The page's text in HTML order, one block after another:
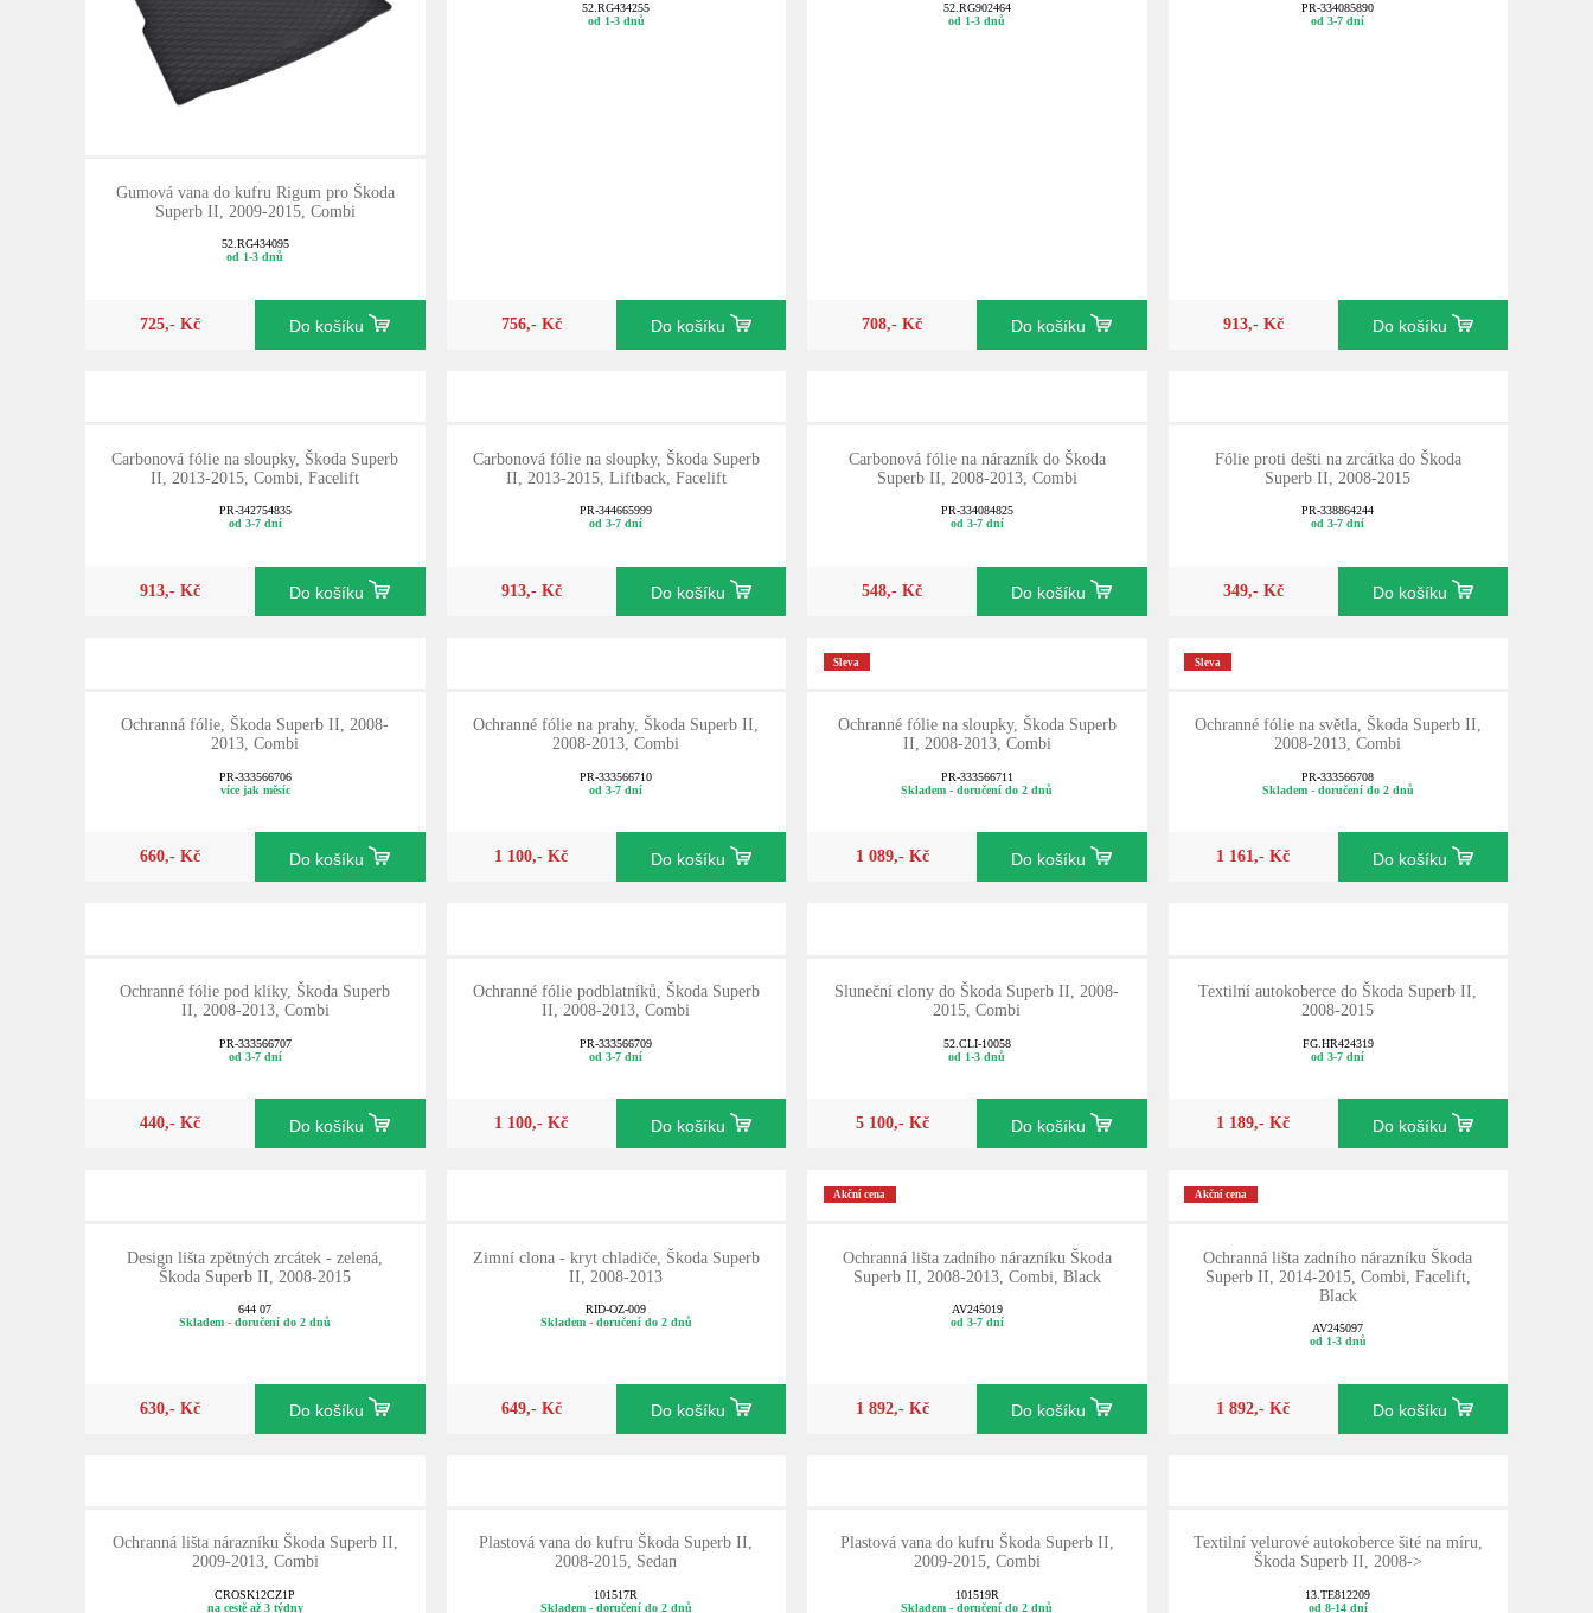
Gumová vana do kufru Rigum pro Škoda
Superb II, 2009-2015, Combi
52.RG434095
od 1-3 dnů
725,- Kč Do košíku
52.RG434255
od 1-3 dnů
756,- Kč Do košíku
52.RG902464
od 1-3 dnů
708,- Kč Do košíku
PR-334085890
od 3-7 dní
913,- Kč Do košíku
Carbonová fólie na sloupky, Škoda Superb
II, 2013-2015, Combi, Facelift
PR-342754835
od 3-7 dní
913,- Kč Do košíku
Carbonová fólie na sloupky, Škoda Superb
II, 2013-2015, Liftback, Facelift
PR-344665999
od 3-7 dní
913,- Kč Do košíku
Carbonová fólie na nárazník do Škoda
Superb II, 2008-2013, Combi
PR-334084825
od 3-7 dní
548,- Kč Do košíku
Fólie proti dešti na zrcátka do Škoda
Superb II, 2008-2015
PR-338864244
od 3-7 dní
349,- Kč Do košíku
Ochranná fólie, Škoda Superb II, 2008-
2013, Combi
PR-333566706
více jak měsíc
660,- Kč Do košíku
Ochranné fólie na prahy, Škoda Superb II,
2008-2013, Combi
PR-333566710
od 3-7 dní
1 100,- Kč Do košíku
Sleva
Ochranné fólie na sloupky, Škoda Superb
II, 2008-2013, Combi
PR-333566711
Skladem - doručení do 2 dnů
1 089,- Kč Do košíku
Sleva
Ochranné fólie na světla, Škoda Superb II,
2008-2013, Combi
PR-333566708
Skladem - doručení do 2 dnů
1 161,- Kč Do košíku
Ochranné fólie pod kliky, Škoda Superb
II, 2008-2013, Combi
PR-333566707
od 3-7 dní
440,- Kč Do košíku
Ochranné fólie podblatníků, Škoda Superb
II, 2008-2013, Combi
PR-333566709
od 3-7 dní
1 100,- Kč Do košíku
Sluneční clony do Škoda Superb II, 2008-
2015, Combi
52.CLI-10058
od 1-3 dnů
5 100,- Kč Do košíku
Textilní autokoberce do Škoda Superb II,
2008-2015
FG.HR424319
od 3-7 dní
1 189,- Kč Do košíku
Design lišta zpětných zrcátek - zelená,
Škoda Superb II, 2008-2015
644 07
Skladem - doručení do 2 dnů
630,- Kč Do košíku
Zimní clona - kryt chladiče, Škoda Superb
II, 2008-2013
RID-OZ-009
Skladem - doručení do 2 dnů
649,- Kč Do košíku
Akční cena
Ochranná lišta zadního nárazníku Škoda
Superb II, 2008-2013, Combi, Black
AV245019
od 3-7 dní
1 892,- Kč Do košíku
Akční cena
Ochranná lišta zadního nárazníku Škoda
Superb II, 2014-2015, Combi, Facelift,
Black
AV245097
od 1-3 dnů
1 892,- Kč Do košíku
Ochranná lišta nárazníku Škoda Superb II,
2009-2013, Combi
CROSK12CZ1P
na cestě až 3 týdny
Plastová vana do kufru Škoda Superb II,
2008-2015, Sedan
101517R
Skladem - doručení do 2 dnů
Plastová vana do kufru Škoda Superb II,
2009-2015, Combi
101519R
Skladem - doručení do 2 dnů
Textilní velurové autokoberce šité na míru,
Škoda Superb II, 2008->
13.TE812209
od 8-14 dní